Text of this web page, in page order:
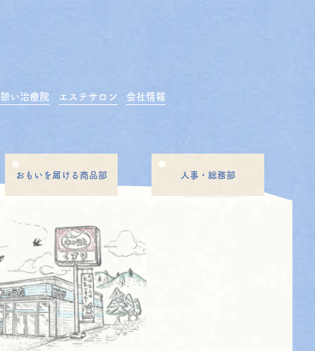
憩い治療院 エステサロン 会社情報
おもいを届ける商品部 人事・総務部